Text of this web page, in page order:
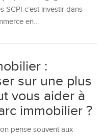
SCPI c’est investir dans
en…
:
sur une plus
vous aider à
immobilier ?
pense souvent aux